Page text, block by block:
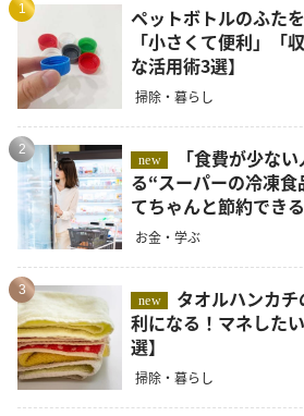
1
ペットボトルのふた
「小さくて便利」「
な活用術3選】
掃除・暮らし
2
new
る“スーパーの冷凍
てちゃんと節約できる
お金・学ぶ
3
new
利になる！マネした
選】
掃除・暮らし